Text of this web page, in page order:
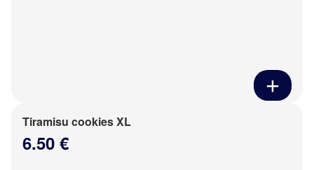
Tiramisu cookies XL
6.50 €